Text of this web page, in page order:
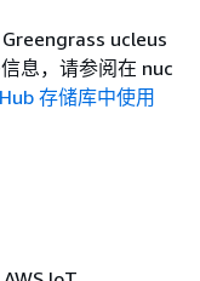
ucleus
息，请参阅在 nuc
存储库中使用